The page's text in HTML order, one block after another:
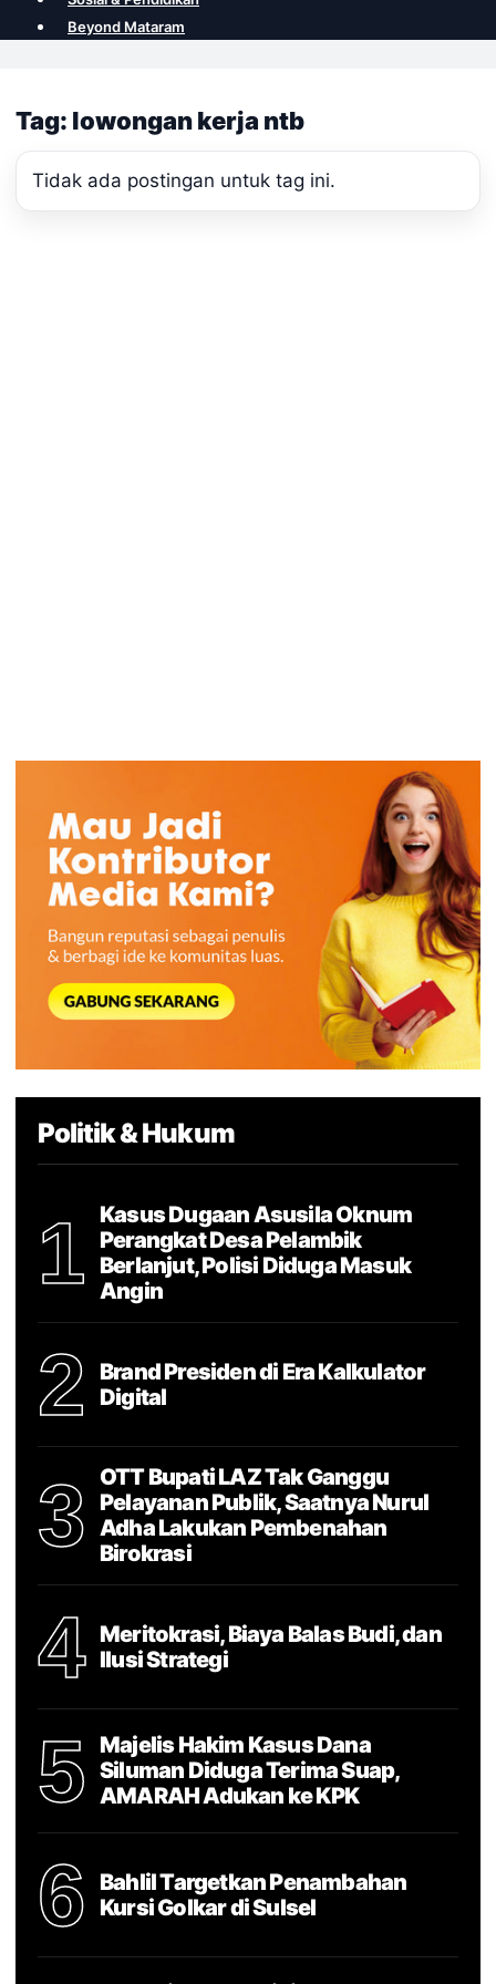
Beyond Mataram
Tag: lowongan kerja ntb
Tidak ada postingan untuk tag ini.
Politik & Hukum
1
Kasus Dugaan Asusila Oknum
Perangkat Desa Pelambik
Berlanjut, Polisi Diduga Masuk
Angin
2
Brand Presiden di Era Kalkulator
Digital
3
OTT Bupati LAZ Tak Ganggu
Pelayanan Publik, Saatnya Nurul
Adha Lakukan Pembenahan
Birokrasi
4
Meritokrasi, Biaya Balas Budi, dan
Ilusi Strategi
5
Majelis Hakim Kasus Dana
Siluman Diduga Terima Suap,
AMARAH Adukan ke KPK
6
Bahlil Targetkan Penambahan
Kursi Golkar di Sulsel